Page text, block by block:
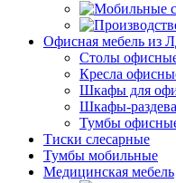
Офисная мебель из
Столы
Кресла
Шкафы для
Шкафы-
Тумбы
Тиски слесарные
Тумбы мобильные
Медицинская мебель